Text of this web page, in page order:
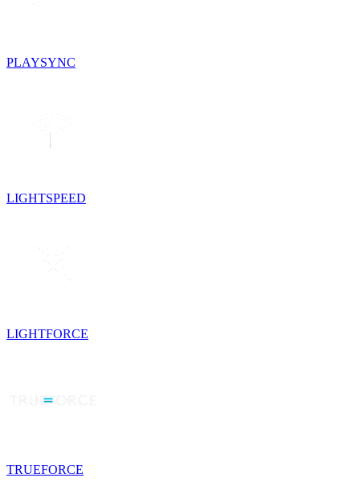
PLAYSYNC
LIGHTSPEED
LIGHTFORCE
TRUEFORCE